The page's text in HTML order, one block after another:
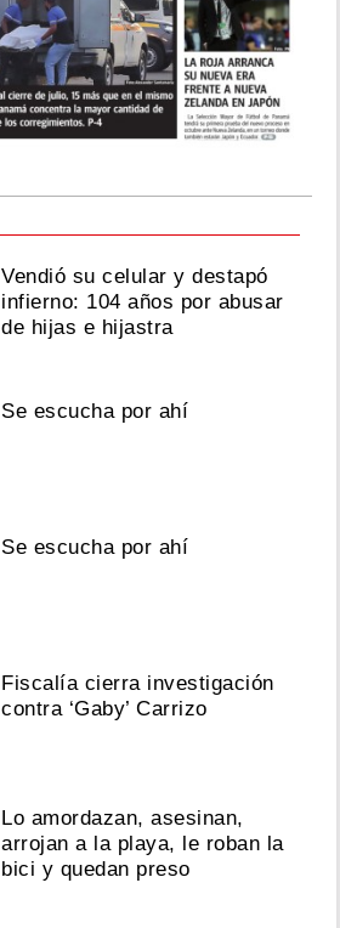
Vendió su celular y destapó
infierno: 104 años por abusar
de hijas e hijastra
Se escucha por ahí
Se escucha por ahí
Fiscalía cierra investigación
contra ‘Gaby’ Carrizo
Lo amordazan, asesinan,
arrojan a la playa, le roban la
bici y quedan preso